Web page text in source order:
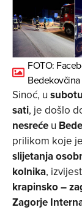
FOTO:
Bedekovčina
Sinoć, u subotu
sati, je došlo
nesreće u
prilikom koje
slijetanja
kolnika,
krapinsko –
Zagorje